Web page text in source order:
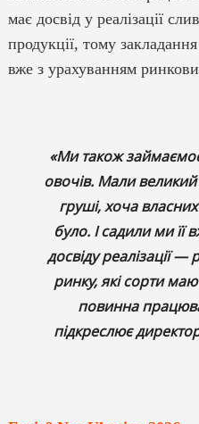
має досвід у реалізації
продукції, тому
вже з урахуванням
«Ми також
овочів. Мали
груші, хоча
було. І садили ми її
досвіду реалізації
ринку, які сорти
повинна
підкреслює